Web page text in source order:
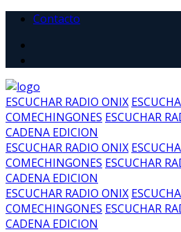
Contacto
ESCUCHAR RADIO ONIX
COMECHINGONES ESCUCHAR
CADENA EDICION
ESCUCHAR RADIO ONIX
COMECHINGONES ESCUCHAR
CADENA EDICION
ESCUCHAR RADIO ONIX
COMECHINGONES ESCUCHAR
CADENA EDICION